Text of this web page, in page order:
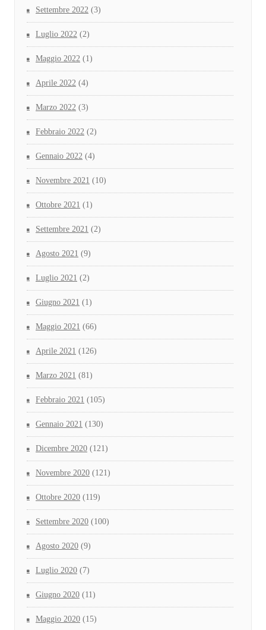
Settembre 2022 (3)
Luglio 2022 (2)
Maggio 2022 (1)
Aprile 2022 (4)
Marzo 2022 (3)
Febbraio 2022 (2)
Gennaio 2022 (4)
Novembre 2021 (10)
Ottobre 2021 (1)
Settembre 2021 (2)
Agosto 2021 (9)
Luglio 2021 (2)
Giugno 2021 (1)
Maggio 2021 (66)
Aprile 2021 (126)
Marzo 2021 (81)
Febbraio 2021 (105)
Gennaio 2021 (130)
Dicembre 2020 (121)
Novembre 2020 (121)
Ottobre 2020 (119)
Settembre 2020 (100)
Agosto 2020 (9)
Luglio 2020 (7)
Giugno 2020 (11)
Maggio 2020 (15)